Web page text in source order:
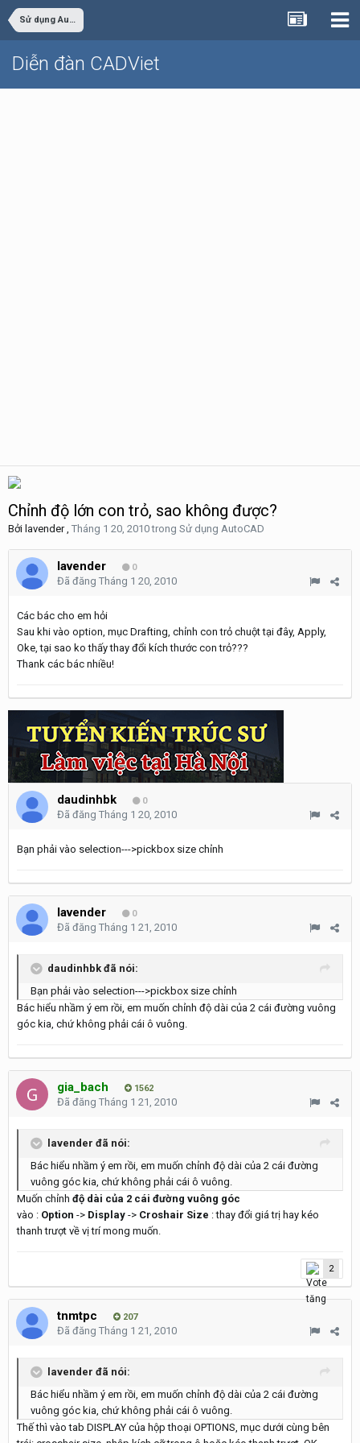
Sử dụng AutoCAD
Diễn đàn CADViet
Chỉnh độ lớn con trỏ, sao không được?
Bởi lavender, Tháng 1 20, 2010trong Sử dụng AutoCAD
lavender 0
Đã đăng Tháng 1 20, 2010
Các bác cho em hỏi
Sau khi vào option, mục Drafting, chỉnh con trỏ chuột tại đây, Apply,
Oke, tại sao ko thấy thay đổi kích thước con trỏ???
Thank các bác nhiều!
daudinhbk 0
Đã đăng Tháng 1 20, 2010
Bạn phải vào selection--->pickbox size chỉnh
lavender 0
Đã đăng Tháng 1 21, 2010
daudinhbk đã nói:
Bạn phải vào selection--->pickbox size chỉnh
Bác hiểu nhầm ý em rồi, em muốn chỉnh độ dài của 2 cái đường vuông
góc kia, chứ không phải cái ô vuông.
gia_bach 1562
Đã đăng Tháng 1 21, 2010
lavender đã nói:
Bác hiểu nhầm ý em rồi, em muốn chỉnh độ dài của 2 cái đường
vuông góc kia, chứ không phải cái ô vuông.
Muốn chỉnh độ dài của 2 cái đường vuông góc
vào : Option -> Display -> Croshair Size : thay đổi giá trị hay kéo
thanh trượt về vị trí mong muốn.
2
tnmtpc 207
Đã đăng Tháng 1 21, 2010
lavender đã nói:
Bác hiểu nhầm ý em rồi, em muốn chỉnh độ dài của 2 cái đường
vuông góc kia, chứ không phải cái ô vuông.
Thế thì vào tab DISPLAY của hộp thoại OPTIONS, mục dưới cùng bên